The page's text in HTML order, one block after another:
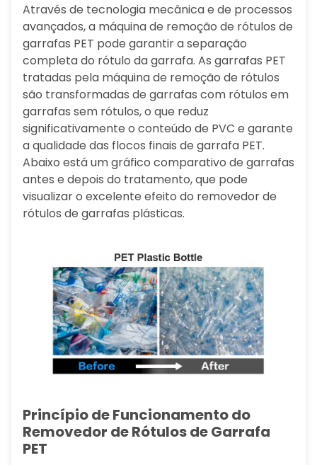
Através de tecnologia mecânica e de processos
avançados, a máquina de remoção de rótulos de
garrafas PET pode garantir a separação
completa do rótulo da garrafa. As garrafas PET
tratadas pela máquina de remoção de rótulos
são transformadas de garrafas com rótulos em
garrafas sem rótulos, o que reduz
significativamente o conteúdo de PVC e garante
a qualidade das flocos finais de garrafa PET.
Abaixo está um gráfico comparativo de garrafas
antes e depois do tratamento, que pode
visualizar o excelente efeito do removedor de
rótulos de garrafas plásticas.
Princípio de Funcionamento do
Removedor de Rótulos de Garrafa
PET